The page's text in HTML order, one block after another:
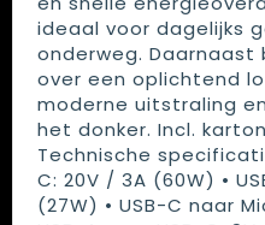
ideaal voor dagelijks
onderweg.
over een oplichtend
moderne uitstraling
het donker. Incl.
Technische
C: 20V / 3A (60W) •
(27W) • USB-C naar